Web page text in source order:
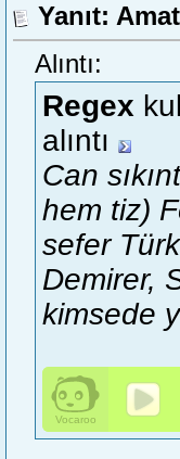
Yanıt:
Alıntı:
Regex
alıntı
Can
hem tiz)
sefer
Demirer,
kimsede